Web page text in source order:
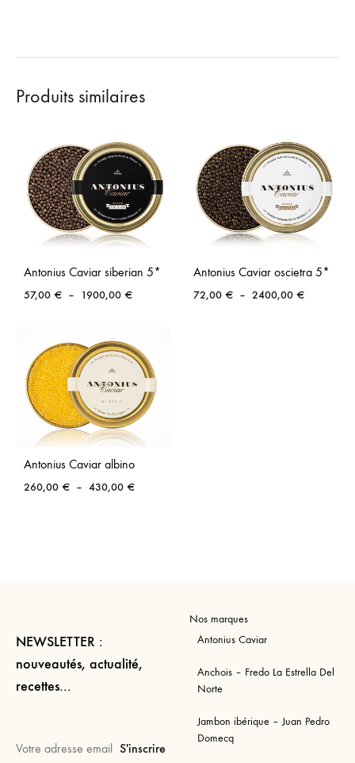
Produits similaires
Antonius Caviar siberian 5*
57,00 € – 1900,00 €Plage
57,00 €
à
1900,00 €
Antonius Caviar oscietra 5*
72,00 € – 2400,00 €Plage
Antonius Caviar albino
260,00 € – 430,00 €Plage
NEWSLETTER :
nouveautés, actualité,
recettes...
Nos marques
Antonius Caviar
Anchois – Fredo La Estrella Del
Norte
Jambon ibérique – Juan Pedro
Domecq